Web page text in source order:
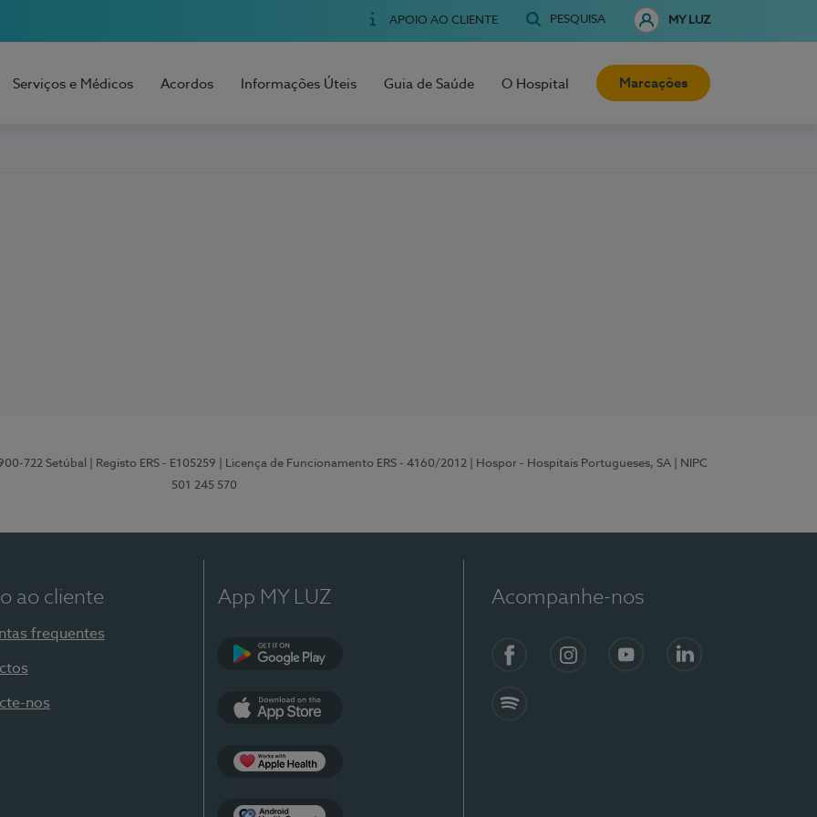
APOIO AO CLIENTE PESQUISA MY LUZ
Serviços e Médicos Acordos Informações Úteis Guia de Saúde O Hospital Marcações
722 Setúbal | Registo ERS - E105259 | Licença de Funcionamento ERS - 4160/2012 | Hospor - Hospitais Portugueses, SA
| NIPC
501 245 570
ao cliente
frequentes
nos
App MY LUZ Acompanhe-nos